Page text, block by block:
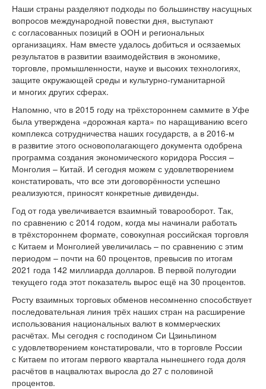
Наши страны разделяют подходы по большинству насущных
вопросов международной повестки дня, выступают
с согласованных позиций в ООН и региональных
организациях. Нам вместе удалось добиться и осязаемых
результатов в развитии взаимодействия в экономике,
торговле, промышленности, науке и высоких технологиях,
защите окружающей среды и культурно-гуманитарной
и многих других сферах.
Напомню, что в 2015 году на трёхстороннем саммите в Уфе
была утверждена «дорожная карта» по наращиванию всего
комплекса сотрудничества наших государств, а в 2016-м
в развитие этого основополагающего документа одобрена
программа создания экономического коридора Россия –
Монголия – Китай. И сегодня можем с удовлетворением
констатировать, что все эти договорённости успешно
реализуются, приносят конкретные дивиденды.
Год от года увеличивается взаимный товарооборот. Так,
по сравнению с 2014 годом, когда мы начинали работать
в трёхстороннем формате, совокупная российская торговля
с Китаем и Монголией увеличилась – по сравнению с этим
периодом – почти на 60 процентов, превысив по итогам
2021 года 142 миллиарда долларов. В первой полугодии
текущего года этот показатель вырос ещё на 30 процентов.
Росту взаимных торговых обменов несомненно способствует
последовательная линия трёх наших стран на расширение
использования национальных валют в коммерческих
расчётах. Мы сегодня с господином Си Цзиньпином
с удовлетворением констатировали, что в торговле России
с Китаем по итогам первого квартала нынешнего года доля
расчётов в нацвалютах выросла до 27 с половиной
процентов.